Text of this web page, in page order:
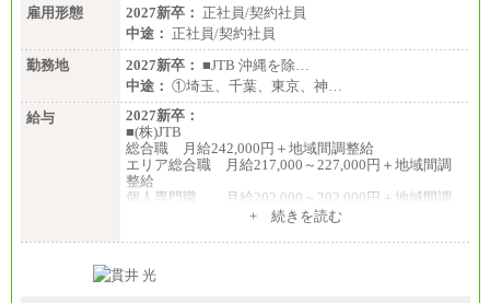
※基本給のみ（地域手当なし）
※試用期間中も給与変更なし
中途：
【阪急交通社】
◆正社員/総合職
月給250,000円～(※1)、247,000円～(※2)、242,000円
～(※3)、239,000円～(※4)、237,000円～（※5）
・月給は一律地域手当を含んだ金額を表示
（※1…36,000円、※2…33,000円、※3…28,000円、
※4…25,000円、※5…23,000円）
・試用期間中も給与変更なし
〈東京・神奈川〉月給219,000 円～ 〈大阪・兵庫〉
月給209,000 円～
・一律地域手当なし
雇用形態
2027新卒： 正社員/契約社員
中途： 正社員/契約社員
勤務地
2027新卒： ■JTB 沖縄を除…
中途： ①埼玉、千葉、東京、神…
給与
2027新卒：
■(株)JTB
総合職 月給242,000円＋地域間調整給
エリア総合職 月給217,000～227,000円＋地域間調
整給
個人専門職 月給202,000～202,000円＋地域間調
総合職 月給208,000～235,000円
+ 続きを読む